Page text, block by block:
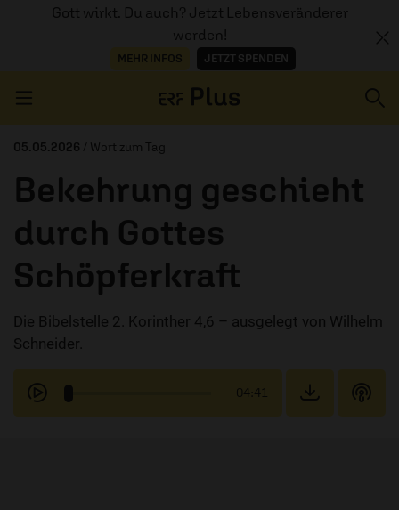
Gott wirkt. Du auch? Jetzt Lebensveränderer
werden!
MEHR INFOS JETZT SPENDEN
AUDIOTHEK
PROGRAMM
MITMACHEN
ÜBER
05.05.2026 / Wort zum Tag
Bekehrung geschieht
durch Gottes
Schöpferkraft
Die Bibelstelle 2. Korinther 4,6 – ausgelegt von Wilhelm
Schneider.
04:41